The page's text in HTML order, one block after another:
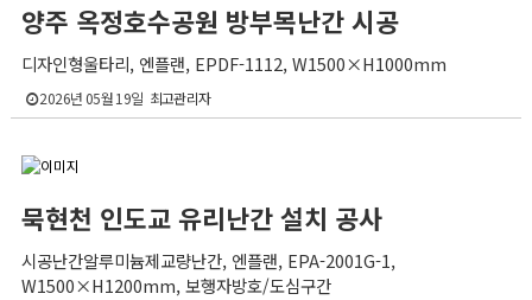
양주 옥정호수공원 방부목난간 시공
디자인형울타리, 엔플랜, EPDF-1112, W1500×H1000mm
2026년 05월 19일 최고관리자
묵현천 인도교 유리난간 설치 공사
시공난간알루미늄제교량난간, 엔플랜, EPA-2001G-1,
W1500×H1200mm, 보행자방호/도심구간